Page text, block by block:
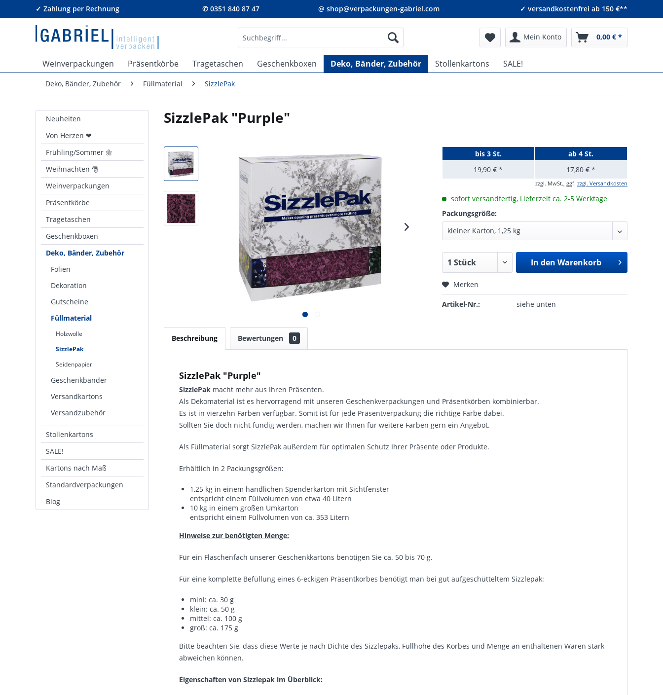
✓ Zahlung per Rechnung ✆ 0351 840 87 47 @ shop@verpackungen-gabriel.com ✓ versandkostenfrei ab 150 €**
Mein Konto 0,00 € *
Weinverpackungen Präsentkörbe Tragetaschen Geschenkboxen Deko, Bänder, Zubehör Stollenkartons SALE!
Deko, Bänder, Zubehör Füllmaterial SizzlePak
Neuheiten
Von Herzen ❤
Frühling/Sommer 🌼
Weihnachten 🎅
Weinverpackungen
Präsentkörbe
Tragetaschen
Geschenkboxen
Deko, Bänder, Zubehör
Folien
Dekoration
Gutscheine
Füllmaterial
Holzwolle
SizzlePak
Seidenpapier
Geschenkbänder
Versandkartons
Versandzubehör
Stollenkartons
SALE!
Kartons nach Maß
Standardverpackungen
Blog
SizzlePak "Purple"
bis 3 St. ab 4 St.
19,90 € *
17,80 € *
zzgl. MwSt., ggf. zzgl. Versandkosten
sofort versandfertig, Lieferzeit ca. 2-5 Werktage
Packungsgröße:
In den Warenkorb
Merken
Artikel-Nr.: siehe unten
Beschreibung Bewertungen 0
SizzlePak "Purple"
SizzlePak macht mehr aus Ihren Präsenten.
Als Dekomaterial ist es hervorragend mit unseren Geschenkverpackungen und Präsentkörben kombinierbar.
Es ist in vierzehn Farben verfügbar. Somit ist für jede Präsentverpackung die richtige Farbe dabei.
Sollten Sie doch nicht fündig werden, machen wir Ihnen für weitere Farben gern ein Angebot.
Als Füllmaterial sorgt SizzlePak außerdem für optimalen Schutz Ihrer Präsente oder Produkte.
Erhältlich in 2 Packungsgrößen:
1,25 kg in einem handlichen Spenderkarton mit Sichtfenster
entspricht einem Füllvolumen von etwa 40 Litern
10 kg in einem großen Umkarton
entspricht einem Füllvolumen von ca. 353 Litern
Hinweise zur benötigten Menge:
Für ein Flaschenfach unserer Geschenkkartons benötigen Sie ca. 50 bis 70 g.
Für eine komplette Befüllung eines 6-eckigen Präsentkorbes benötigt man bei gut aufgeschütteltem Sizzlepak:
mini: ca. 30 g
klein: ca. 50 g
mittel: ca. 100 g
groß: ca. 175 g
Bitte beachten Sie, dass diese Werte je nach Dichte des Sizzlepaks, Füllhöhe des Korbes und Menge an enthaltenen Waren stark
abweichen können.
Eigenschaften von Sizzlepak im Überblick: